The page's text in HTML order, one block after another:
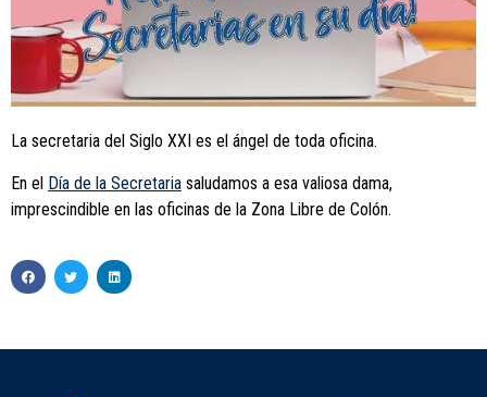
La secretaria del Siglo XXI es el ángel de toda oficina.
En el Día de la Secretaria saludamos a esa valiosa dama,
imprescindible en las oficinas de la Zona Libre de Colón.